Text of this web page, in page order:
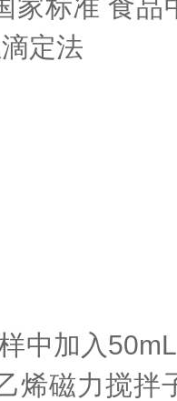
中加入
烯磁力搅拌